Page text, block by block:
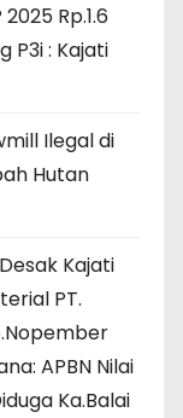
Rp.1.6
P3i : Kajati
Ilegal di
Hutan
Kajati
PT.
APBN Nilai
Ka.Balai